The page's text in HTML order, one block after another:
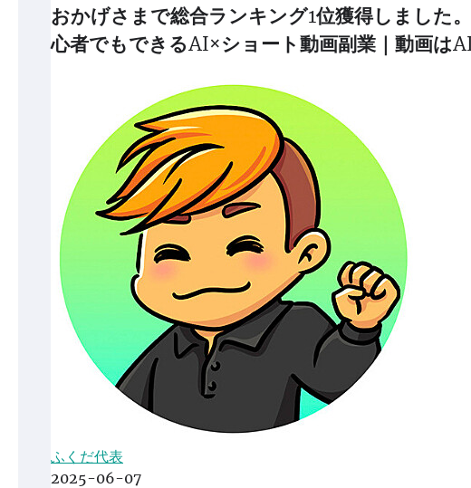
おかげさまで総合ランキング1位獲得しました
心者でもできるAI×ショート動画副業｜動画は
ふくだ代表
2025-06-07